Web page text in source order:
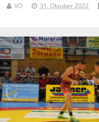
VO 31. Oktober 2022